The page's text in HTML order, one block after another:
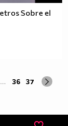
Sobre el
... 36 37